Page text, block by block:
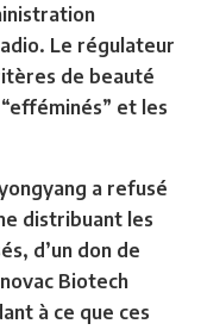
Le régulateur
de beauté
et les
a refusé
distribuant les
d’un don de
Biotech
à ce que ces